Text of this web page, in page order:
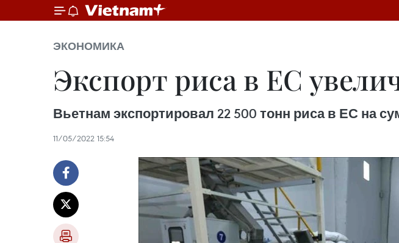
ЭКОНОМИКА
Экспорт риса в ЕС
Вьетнам экспортировал 22 500 тонн риса в ЕС на
11/05/2022 15:54